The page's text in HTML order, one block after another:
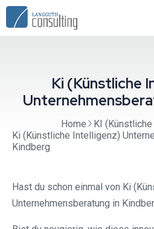
Ki (Künstliche
Home
KI
Ki (Künstliche Intelligenz)
Kindberg
Hast du schon einmal von Ki
Unternehmensberatung in